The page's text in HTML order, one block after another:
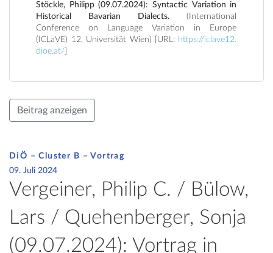
Stöckle, Philipp (09.07.2024): Syntactic Variation in
Historical Bavarian Dialects. (International
Conference on Language Variation in Europe
(ICLaVE) 12, Universität Wien) [URL: https://iclave12.
dioe.at/
Beitrag anzeigen
DiÖ – Cluster B – Vortrag
09. Juli 2024
Vergeiner, Philip C. / Bülow,
Lars / Quehenberger, Sonja
(09.07.2024): Vortrag in